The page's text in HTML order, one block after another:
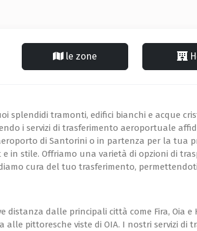
le zone
splendidi tramonti, edifici bianchi e acque
i servizi di trasferimento aeroportuale
di Santorini o in partenza per la tua
in stile. Offriamo una varietà di opzioni di
cura del tuo trasferimento,
dalle principali città come Fira, Oia e
alle pittoresche viste di OIA. I nostri servizi